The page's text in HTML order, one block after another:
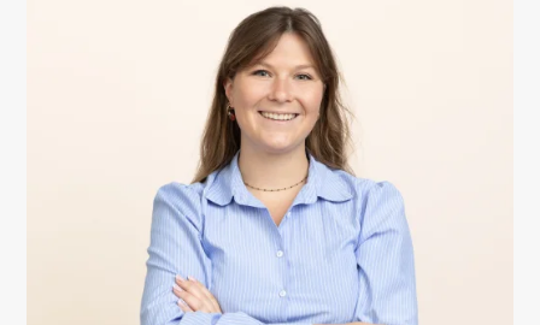
Sotra : Avocate (2024 - ...)
PARCOURS ACADEMIQUE
Master de spécialisation en droit social (2023)
Master en droit (2022)